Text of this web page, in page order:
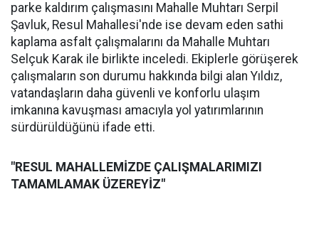
parke kaldırım çalışmasını Mahalle Muhtarı Serpil
Şavluk, Resul Mahallesi'nde ise devam eden sathi
kaplama asfalt çalışmalarını da Mahalle Muhtarı
Selçuk Karak ile birlikte inceledi. Ekiplerle görüşerek
çalışmaların son durumu hakkında bilgi alan Yıldız,
vatandaşların daha güvenli ve konforlu ulaşım
imkanına kavuşması amacıyla yol yatırımlarının
sürdürüldüğünü ifade etti.
"RESUL MAHALLEMİZDE ÇALIŞMALARIMIZI
TAMAMLAMAK ÜZEREYİZ"